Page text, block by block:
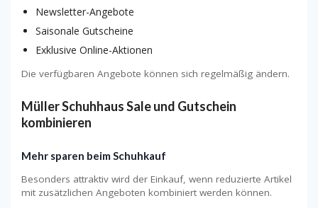
Newsletter-Angebote
Saisonale Gutscheine
Exklusive Online-Aktionen
Die verfügbaren Angebote können sich regelmäßig ändern.
Müller Schuhhaus Sale und Gutschein
kombinieren
Mehr sparen beim Schuhkauf
Besonders attraktiv wird der Einkauf, wenn reduzierte Artikel
mit zusätzlichen Angeboten kombiniert werden können.